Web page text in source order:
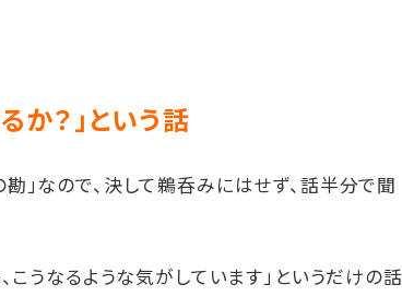
か？」という話
」なので、決して鵜呑みにはせず、話半分で聞
こうなるような気がしています」というだけの話